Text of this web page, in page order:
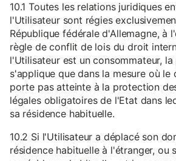
10.1 Toutes les relations juridiques
l'Utilisateur sont régies
République fédérale d'Allemagne, à
règle de conflit de lois du droit
l'Utilisateur est un consommateur, la
s'applique que dans la mesure où le
porte pas atteinte à la protection
légales obligatoires de l'Etat dans
sa résidence habituelle.
10.2 Si l'Utilisateur a déplacé son
résidence habituelle à l'étranger, ou